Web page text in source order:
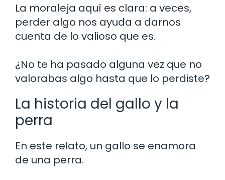
La moraleja aquí es clara: a veces,
perder algo nos ayuda a darnos
cuenta de lo valioso que es.
¿No te ha pasado alguna vez que no
valorabas algo hasta que lo perdiste?
La historia del gallo y la
perra
En este relato, un gallo se enamora
de una perra.